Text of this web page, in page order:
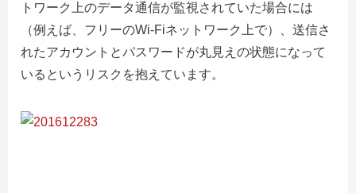
トワーク上のデータ通信が監視されていた場合には
（例えば、フリーのWi-Fiネットワーク上で）、送信さ
れたアカウントとパスワードが丸見えの状態になって
いるというリスクを抱えています。